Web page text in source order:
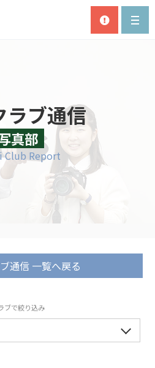
ラブ通信
真部
Club Report
通信 一覧へ戻る
ブで絞り込み